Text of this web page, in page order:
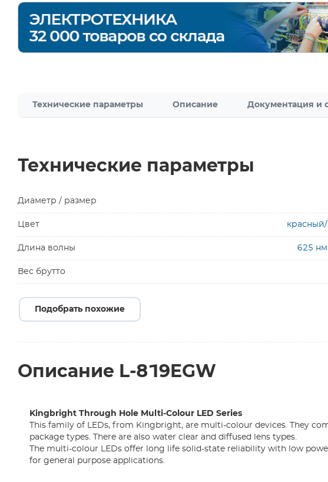
Технические параметры Описание Документация и
Технические параметры
Диаметр / размер
Цвет
Длина волны 625
Вес брутто
Подобрать похожие
Описание L-819EGW
Kingbright Through Hole Multi-Colour LED Series
This family of LEDs, from Kingbright, are multi-colour devices. They
package types. There are also water clear and diffused lens types.
The multi-colour LEDs offer long life solid-state reliability with low
for general purpose applications.